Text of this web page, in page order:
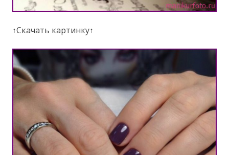
↑Скачать картинку↑